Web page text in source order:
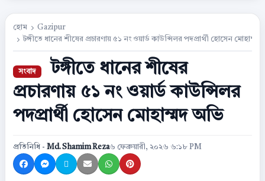
হোম
Gazipur
টঙ্গীতে ধানের শীষের প্রচারণায় ৫১ নং ওয়ার্ড কাউন্সিলর পদপ্রার্থী হোসেন
টঙ্গীতে ধানের শীষের
প্রচারণায় ৫১ নং ওয়ার্ড কাউন্সিলর
পদপ্রার্থী হোসেন মোহাম্মদ অভি
প্রতিনিধি - Md. Shamim Reza৬ ফেব্রুয়ারী, ২০২৬ ৬:১৮ PM
Share on Facebook
Share on Messenger
Share on XShare by Email
Share on WhatsApp
Share on Pinterest